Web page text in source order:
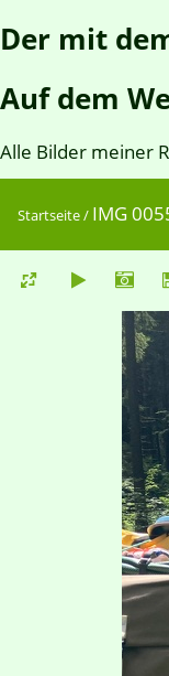
Der mit
Auf dem
Alle Bilder meiner
Startseite/ IMG